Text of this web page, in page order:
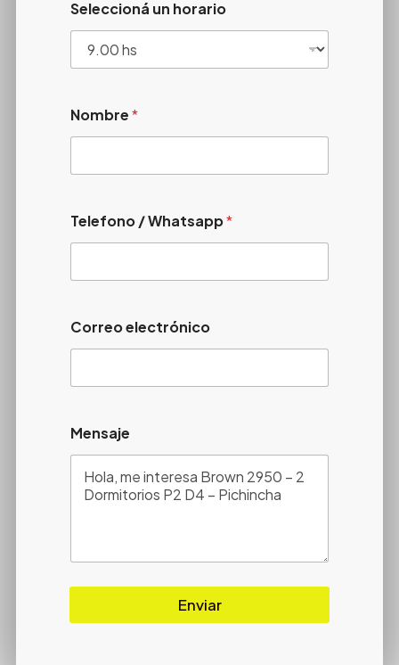
Seleccioná un horario
Nombre*
Telefono / Whatsapp*
Correo electrónico
Mensaje
Enviar